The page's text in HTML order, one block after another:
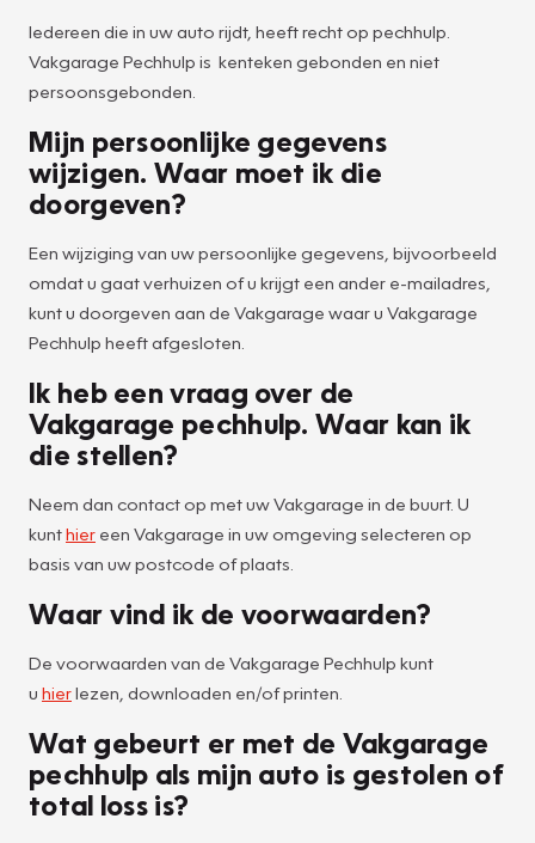
Iedereen die in uw auto rijdt, heeft recht op pechhulp.
Vakgarage Pechhulp is kenteken gebonden en niet
persoonsgebonden.
Mijn persoonlijke gegevens
wijzigen. Waar moet ik die
doorgeven?
Een wijziging van uw persoonlijke gegevens, bijvoorbeeld
omdat u gaat verhuizen of u krijgt een ander e-mailadres,
kunt u doorgeven aan de Vakgarage waar u Vakgarage
Pechhulp heeft afgesloten.
Ik heb een vraag over de
Vakgarage pechhulp. Waar kan ik
die stellen?
Neem dan contact op met uw Vakgarage in de buurt. U
kunthier een Vakgarage in uw omgeving selecteren op
basis van uw postcode of plaats.
Waar vind ik de voorwaarden?
De voorwaarden van de Vakgarage Pechhulp kunt
u hierlezen, downloaden en/of printen.
Wat gebeurt er met de Vakgarage
pechhulp als mijn auto is gestolen of
total loss is?